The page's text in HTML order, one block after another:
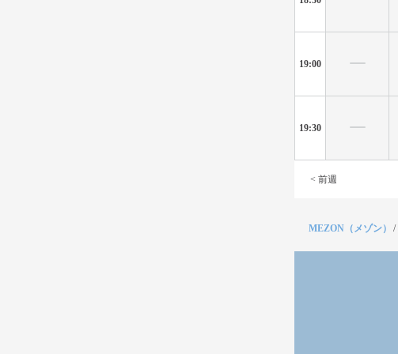
19:00
19:30
< 前週
MEZON（メゾン） /